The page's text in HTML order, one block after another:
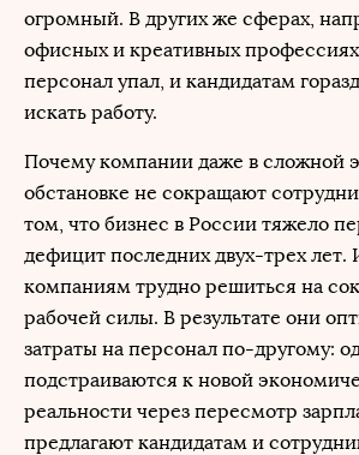
огромный. В других же сферах,
офисных и креативных
персонал упал, и кандидатам
искать работу.
Почему компании даже в сложной
обстановке не сокращают
том, что бизнес в России тяжело
дефицит последних двух-трех лет.
компаниям трудно решиться на
рабочей силы. В результате они
затраты на персонал по-другому:
подстраиваются к новой
реальности через пересмотр
предлагают кандидатам и